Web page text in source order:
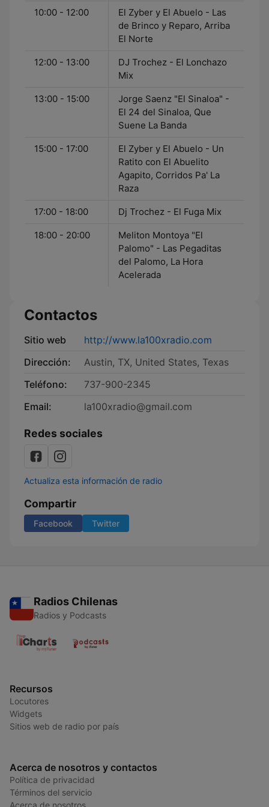
10:00 - 12:00
El Zyber y El Abuelo - Las
de Brinco y Reparo, Arriba
El Norte
12:00 - 13:00
DJ Trochez - El Lonchazo
Mix
13:00 - 15:00
Jorge Saenz "El Sinaloa" -
El 24 del Sinaloa, Que
Suene La Banda
15:00 - 17:00
El Zyber y El Abuelo - Un
Ratito con El Abuelito
Agapito, Corridos Pa' La
Raza
17:00 - 18:00 Dj Trochez - El Fuga Mix
18:00 - 20:00
Meliton Montoya "El
Palomo" - Las Pegaditas
del Palomo, La Hora
Acelerada
Contactos
Sitio web
http://www.la100xradio.com
Dirección:
Austin, TX, United States, Texas
Teléfono:
737-900-2345
Email:
la100xradio@gmail.com
Redes sociales
Actualiza esta información de radio
Compartir
Facebook Twitter
Radios Chilenas
Radios y Podcasts
Recursos
Locutores
Widgets
Sitios web de radio por país
Acerca de nosotros y contactos
Política de privacidad
Términos del servicio
Acerca de nosotros